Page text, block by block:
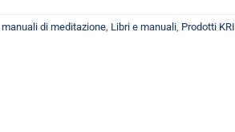
di meditazione Libri e manuali Prodotti KRI